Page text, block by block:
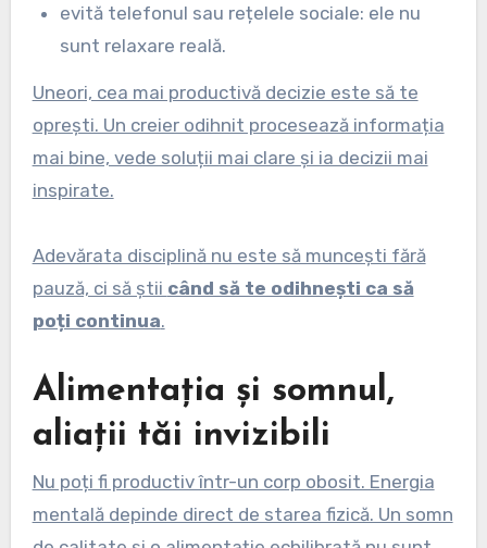
evită telefonul sau rețelele sociale: ele nu
sunt relaxare reală.
Uneori, cea mai productivă decizie este să te
oprești. Un creier odihnit procesează informația
mai bine, vede soluții mai clare și ia decizii mai
inspirate.
Adevărata disciplină nu este să muncești fără
pauză, ci să știi când să te odihnești ca să
poți continua.
Alimentația și somnul,
aliații tăi invizibili
Nu poți fi productiv într-un corp obosit. Energia
mentală depinde direct de starea fizică. Un somn